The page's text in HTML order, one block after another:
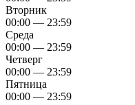
Вторник
00:00 — 23:59
Среда
00:00 — 23:59
Четверг
00:00 — 23:59
Пятница
00:00 — 23:59